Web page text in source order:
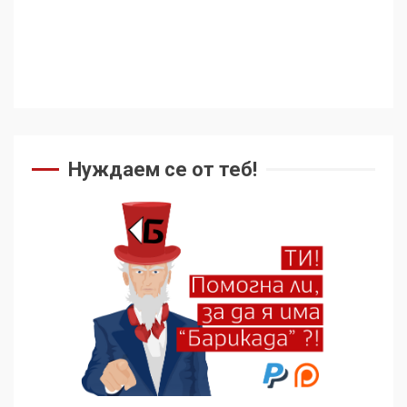
Нуждаем се от теб!
5
136 страни в ООН
подкрепиха Куба, България
избра да е сред 30
„въздържали се“
Удължаването на „Чат
контрола“ в ЕС е обида за
демокрацията